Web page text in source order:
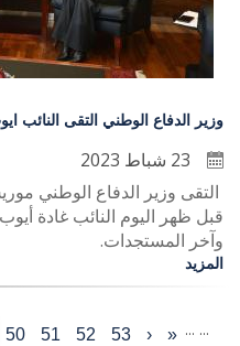
وزير الدفاع الوطني التقى النائب
التقى وزير الدفاع الوطني
قبل ظهر اليوم النائب غادة
وآخر المستجدات.
المزيد
…
50
الصفحة
51
الصفحة
52
الصفحة
53 … الصفحة
‹
Last
«